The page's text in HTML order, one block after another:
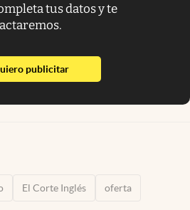
tus datos y te
publicitarabre en nueva pestaña
El Corte Inglés oferta